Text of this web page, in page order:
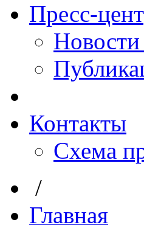
Пресс-
Контакты
Схема
/
Главная